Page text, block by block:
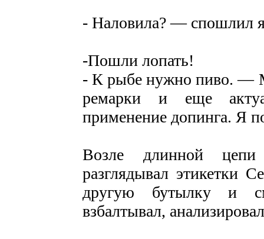
- Наловила? — спошлил
-Пошли лопать!
- К рыбе нужно пиво. —
ремарки и еще
применение допинга. Я
Возле длинной цепи
разглядывал этикетки
другую бутылку и
взбалтывал,